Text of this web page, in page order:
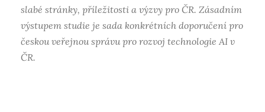
slabé stránky, příležitosti a výzvy pro ČR. Zásadním
výstupem studie je sada konkrétních doporučení pro
českou veřejnou správu pro rozvoj technologie AI v
ČR.